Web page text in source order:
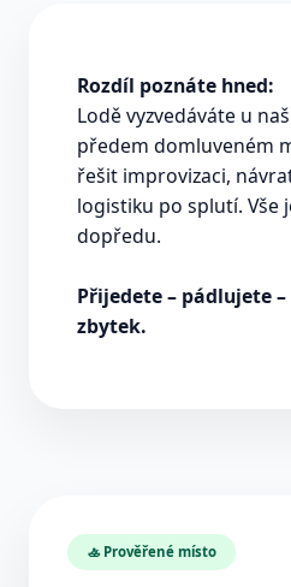
Rozdíl poznáte hned:
Lodě vyzvedáváte u
předem domluveném
řešit improvizaci,
logistiku po splutí. Vše
dopředu.
Přijedete – pádlujete
zbytek.
🚣 Prověřené místo